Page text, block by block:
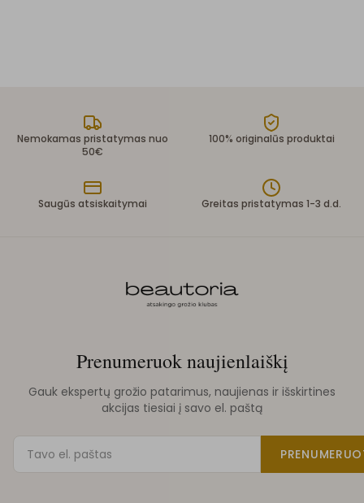
Nemokamas pristatymas nuo
50€
100% originalūs produktai
Saugūs atsiskaitymai Greitas pristatymas 1-3 d.d.
Prenumeruok naujienlaiškį
Gauk ekspertų grožio patarimus, naujienas ir išskirtines
akcijas tiesiai į savo el. paštą